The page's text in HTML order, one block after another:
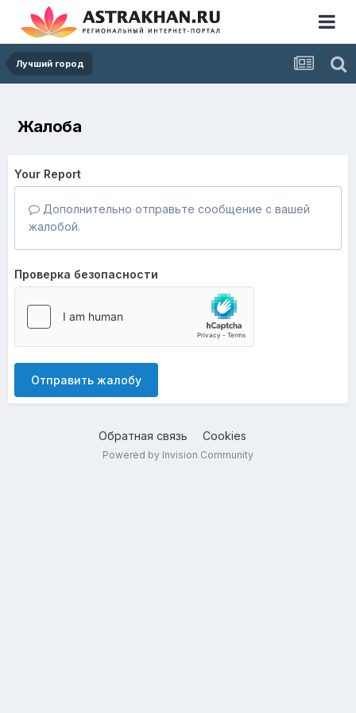
Лучший город
Жалоба
Your Report
Дополнительно отправьте сообщение с вашей
жалобой.
Проверка безопасности
Отправить жалобу
Обратная связь Cookies
Powered by Invision Community